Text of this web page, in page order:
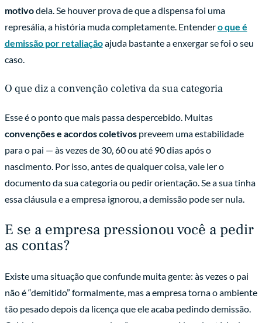
motivodela. Se houver prova de que a dispensa foi uma
represália, a história muda completamente. Entendero que é
demissão por retaliaçãoajuda bastante a enxergar se foi o seu
caso.
O que diz a convenção coletiva da sua categoria
Esse é o ponto que mais passa despercebido. Muitas
convenções e acordos coletivospreveem uma estabilidade
para o pai — às vezes de 30, 60 ou até 90 dias após o
nascimento. Por isso, antes de qualquer coisa, vale ler o
documento da sua categoria ou pedir orientação. Se a sua tinha
essa cláusula e a empresa ignorou, a demissão pode ser nula.
E se a empresa pressionou você a pedir
as contas?
Existe uma situação que confunde muita gente: às vezes o pai
não é “demitido” formalmente, mas a empresa torna o ambiente
tão pesado depois da licença que ele acaba pedindo demissão.